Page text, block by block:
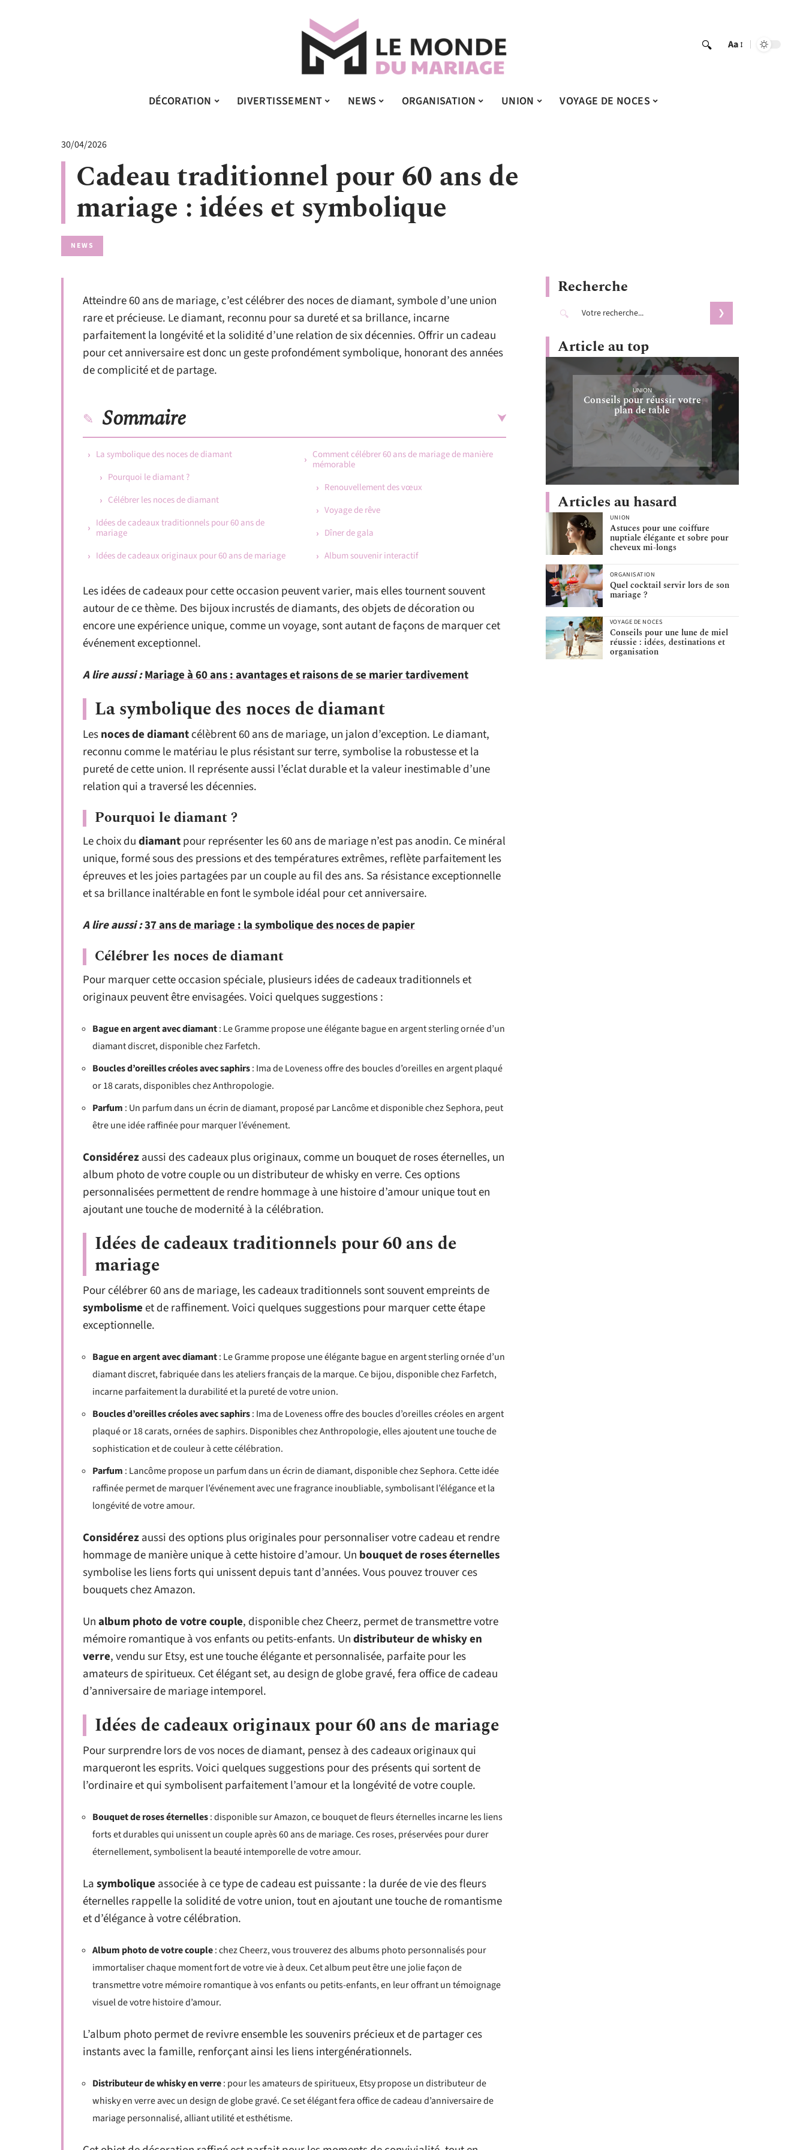
Aa
DÉCORATION DIVERTISSEMENT NEWS ORGANISATION UNION VOYAGE DE NOCES
30/04/2026
Cadeau traditionnel pour 60 ans de
mariage : idées et symbolique
NEWS
Atteindre 60 ans de mariage, c’est célébrer des noces de diamant, symbole d’une union
rare et précieuse. Le diamant, reconnu pour sa dureté et sa brillance, incarne
parfaitement la longévité et la solidité d’une relation de six décennies. Offrir un cadeau
pour cet anniversaire est donc un geste profondément symbolique, honorant des années
de complicité et de partage.
Sommaire
La symbolique des noces de diamant
Pourquoi le diamant ?
Célébrer les noces de diamant
Idées de cadeaux traditionnels pour 60 ans de
mariage
Idées de cadeaux originaux pour 60 ans de mariage
Comment célébrer 60 ans de mariage de manière
mémorable
Renouvellement des vœux
Voyage de rêve
Dîner de gala
Album souvenir interactif
Les idées de cadeaux pour cette occasion peuvent varier, mais elles tournent souvent
autour de ce thème. Des bijoux incrustés de diamants, des objets de décoration ou
encore une expérience unique, comme un voyage, sont autant de façons de marquer cet
événement exceptionnel.
A lire aussi :Mariage à 60 ans : avantages et raisons de se marier tardivement
La symbolique des noces de diamant
Lesnoces de diamantcélèbrent 60 ans de mariage, un jalon d’exception. Le diamant,
reconnu comme le matériau le plus résistant sur terre, symbolise la robustesse et la
pureté de cette union. Il représente aussi l’éclat durable et la valeur inestimable d’une
relation qui a traversé les décennies.
Pourquoi le diamant ?
Le choix dudiamantpour représenter les 60 ans de mariage n’est pas anodin. Ce minéral
unique, formé sous des pressions et des températures extrêmes, reflète parfaitement les
épreuves et les joies partagées par un couple au fil des ans. Sa résistance exceptionnelle
et sa brillance inaltérable en font le symbole idéal pour cet anniversaire.
A lire aussi :37 ans de mariage : la symbolique des noces de papier
Célébrer les noces de diamant
Pour marquer cette occasion spéciale, plusieurs idées de cadeaux traditionnels et
originaux peuvent être envisagées. Voici quelques suggestions :
Bague en argent avec diamant: Le Gramme propose une élégante bague en argent sterling ornée d’un
diamant discret, disponible chez Farfetch.
Boucles d’oreilles créoles avec saphirs: Ima de Loveness offre des boucles d’oreilles en argent plaqué
or 18 carats, disponibles chez Anthropologie.
Parfum : Un parfum dans un écrin de diamant, proposé par Lancôme et disponible chez Sephora, peut
être une idée raffinée pour marquer l’événement.
Considérezaussi des cadeaux plus originaux, comme un bouquet de roses éternelles, un
album photo de votre couple ou un distributeur de whisky en verre. Ces options
personnalisées permettent de rendre hommage à une histoire d’amour unique tout en
ajoutant une touche de modernité à la célébration.
Idées de cadeaux traditionnels pour 60 ans de
mariage
Pour célébrer 60 ans de mariage, les cadeaux traditionnels sont souvent empreints de
symbolismeet de raffinement. Voici quelques suggestions pour marquer cette étape
exceptionnelle.
Bague en argent avec diamant: Le Gramme propose une élégante bague en argent sterling ornée d’un
diamant discret, fabriquée dans les ateliers français de la marque. Ce bijou, disponible chez Farfetch,
incarne parfaitement la durabilité et la pureté de votre union.
Boucles d’oreilles créoles avec saphirs: Ima de Loveness offre des boucles d’oreilles créoles en argent
plaqué or 18 carats, ornées de saphirs. Disponibles chez Anthropologie, elles ajoutent une touche de
sophistication et de couleur à cette célébration.
Parfum : Lancôme propose un parfum dans un écrin de diamant, disponible chez Sephora. Cette idée
raffinée permet de marquer l’événement avec une fragrance inoubliable, symbolisant l’élégance et la
longévité de votre amour.
Considérezaussi des options plus originales pour personnaliser votre cadeau et rendre
hommage de manière unique à cette histoire d’amour. Un bouquet de roses éternelles
symbolise les liens forts qui unissent depuis tant d’années. Vous pouvez trouver ces
bouquets chez Amazon.
Unalbum photo de votre couple, disponible chez Cheerz, permet de transmettre votre
mémoire romantique à vos enfants ou petits-enfants. Undistributeur de whisky en
verre, vendu sur Etsy, est une touche élégante et personnalisée, parfaite pour les
amateurs de spiritueux. Cet élégant set, au design de globe gravé, fera office de cadeau
d’anniversaire de mariage intemporel.
Idées de cadeaux originaux pour 60 ans de mariage
Pour surprendre lors de vos noces de diamant, pensez à des cadeaux originaux qui
marqueront les esprits. Voici quelques suggestions pour des présents qui sortent de
l’ordinaire et qui symbolisent parfaitement l’amour et la longévité de votre couple.
Bouquet de roses éternelles: disponible sur Amazon, ce bouquet de fleurs éternelles incarne les liens
forts et durables qui unissent un couple après 60 ans de mariage. Ces roses, préservées pour durer
éternellement, symbolisent la beauté intemporelle de votre amour.
Lasymbolique associée à ce type de cadeau est puissante : la durée de vie des fleurs
éternelles rappelle la solidité de votre union, tout en ajoutant une touche de romantisme
et d’élégance à votre célébration.
Album photo de votre couple: chez Cheerz, vous trouverez des albums photo personnalisés pour
immortaliser chaque moment fort de votre vie à deux. Cet album peut être une jolie façon de
transmettre votre mémoire romantique à vos enfants ou petits-enfants, en leur offrant un témoignage
visuel de votre histoire d’amour.
L’album photo permet de revivre ensemble les souvenirs précieux et de partager ces
instants avec la famille, renforçant ainsi les liens intergénérationnels.
Distributeur de whisky en verre: pour les amateurs de spiritueux, Etsy propose un distributeur de
whisky en verre avec un design de globe gravé. Ce set élégant fera office de cadeau d’anniversaire de
mariage personnalisé, alliant utilité et esthétisme.
Recherche
Article au top
UNION
Conseils pour réussir votre
plan de table
Articles au hasard
UNION
Astuces pour une coiffure
nuptiale élégante et sobre pour
cheveux mi-longs
ORGANISATION
Quel cocktail servir lors de son
mariage ?
VOYAGE DE NOCES
Conseils pour une lune de miel
réussie : idées, destinations et
organisation